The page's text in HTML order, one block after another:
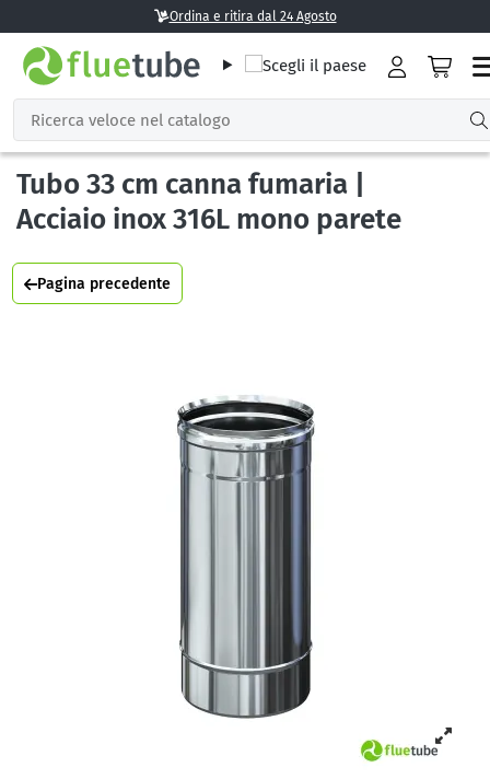
Ordina e ritira dal 24 Agosto
Tubo 33 cm canna fumaria |
Acciaio inox 316L mono parete
Pagina precedente